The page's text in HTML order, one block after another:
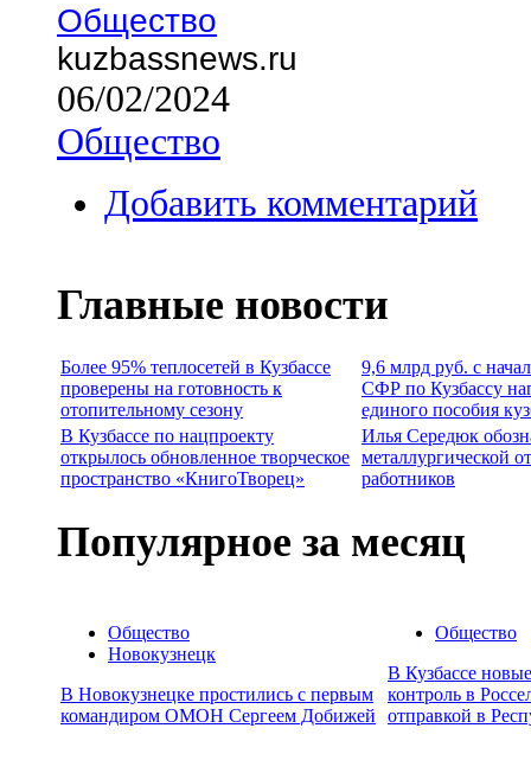
Общество
kuzbassnews.ru
06/02/2024
Общество
Добавить комментарий
Главные новости
Более 95% теплосетей в Кузбассе
проверены на готовность к
отопительному сезону
9,6 млрд руб. с
СФР по Кузбассу
единого пособия
В Кузбассе по нацпроекту
открылось обновленное творческое
пространство «КнигоТворец»
Илья Середюк
металлургической
работников
Популярное за месяц
Общество
Новокузнецк
В Новокузнецке простились с первым
командиром ОМОН Сергеем Добижей
Общество
В Кузбассе
контроль в
отправкой в